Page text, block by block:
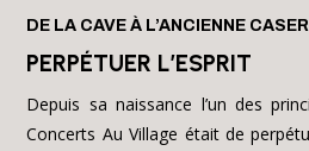
DE LA CAVE À L’ANCIENNE
PERPÉTUER L’ESPRIT
Depuis sa naissance l’un des
Concerts Au Village était de